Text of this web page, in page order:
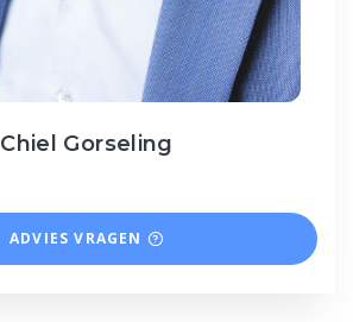
Chiel Gorseling
ADVIES VRAGEN